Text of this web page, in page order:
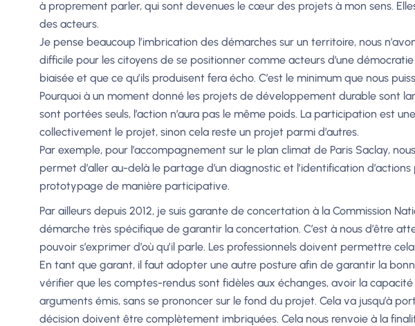
à proprement parler, qui sont devenues le cœur des projets à mon sens.
des acteurs.
Je pense beaucoup l’imbrication des démarches sur un territoire, nous
difficile pour les citoyens de se positionner comme acteurs d’une
biaisée et que ce qu’ils produisent fera écho. C’est le minimum que nous
Pourquoi à un moment donné les projets de développement durable sont
sont portées seuls, l’action n’aura pas le même poids. La participation est
collectivement le projet, sinon cela reste un projet parmi d’autres.
Par exemple, pour l’accompagnement sur le plan climat de Paris Saclay,
permet d’aller au-delà le partage d’un diagnostic et l’identification
prototypage de manière participative.
Par ailleurs depuis 2012, je suis garante de concertation à la Commission
démarche très spécifique de garantir la concertation. C’est à nous d’être
pouvoir s’exprimer d’où qu’il parle. Les professionnels doivent permettre
En tant que garant, il faut adopter une autre posture afin de garantir la
vérifier que les comptes-rendus sont fidèles aux échanges, avoir la
arguments émis, sans se prononcer sur le fond du projet. Cela va jusqu’à
décision doivent être complètement imbriquées. Cela nous renvoie à la